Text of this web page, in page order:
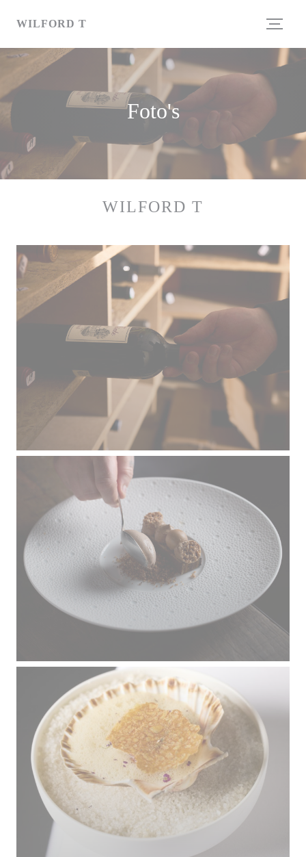
WILFORD T
Foto's
WILFORD T